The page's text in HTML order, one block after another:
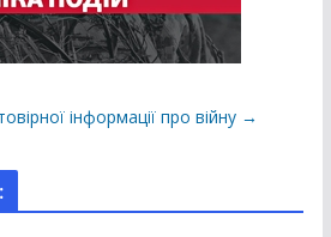
інформації про війну →